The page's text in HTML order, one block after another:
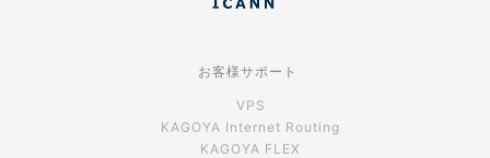
お客様サポート
VPS
KAGOYA Internet Routing
KAGOYA FLEX